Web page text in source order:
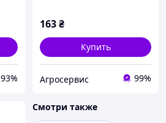
93%
163₴
Купить
Агросервис 99%
Смотри также